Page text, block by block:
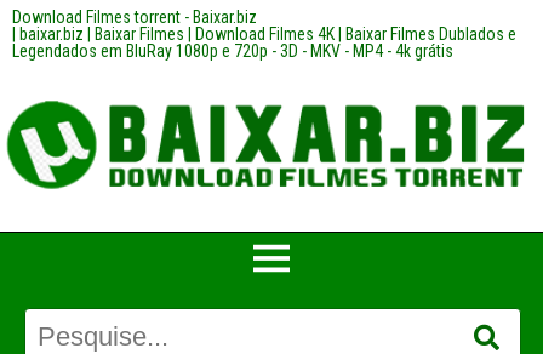
Download Filmes torrent - Baixar.biz
| baixar.biz | Baixar Filmes | Download Filmes 4K | Baixar Filmes Dublados e
Legendados em BluRay 1080p e 720p - 3D - MKV - MP4 - 4k grátis